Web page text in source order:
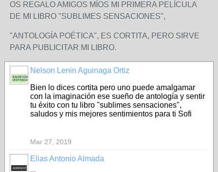
OS REGALO AMIGOS MÍOS MI PRIMERA PELÍCULA
DE MI LIBRO "SUBLIMES SENSACIONES",
"ANTOLOGÍA POÉTICA", ES CORTITA, PERO SIRVE
PARA PUBLICITAR MI LIBRO.
ESCRITOR
DISTINGUIDO
Nelson Lenin Aguinaga Ortiz
Bien lo dices cortita pero uno puede amalgamar
con la imaginación ese sueño de antología y sentir
tu éxito con tu libro "sublimes sensaciones",
saludos y mis mejores sentimientos para ti Sofi
Mar 27, 2019
ADMINISTRADOR
Elias Antonio Almada